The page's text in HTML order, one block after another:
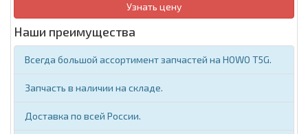
Узнать цену
Наши преимущества
Всегда большой ассортимент запчастей на HOWO T5G.
Запчасть в наличии на складе.
Доставка по всей России.